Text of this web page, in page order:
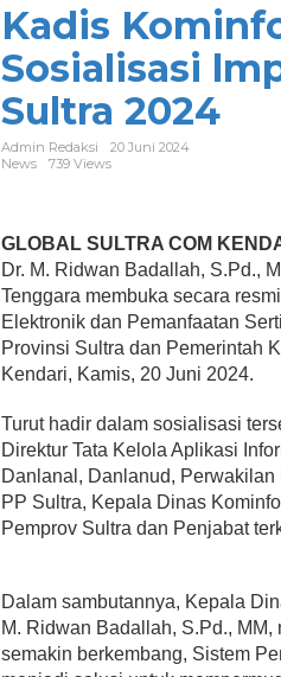
d
i
s
K
o
m
n
a
k
i
l
i
S
e
d
a
u
l
t
S
s
i
Kadis
Sosialisasi
Sultra 2024
Admin Redaksi
20 Juni 2024
News
739 Views
GLOBAL SULTRA COM
Dr. M. Ridwan Badallah, S.Pd.,
Tenggara membuka secara
Elektronik dan Pemanfaatan
Provinsi Sultra dan Pemerintah
Kendari, Kamis, 20 Juni 2024.
Turut hadir dalam sosialisasi
Direktur Tata Kelola Aplikasi
Danlanal, Danlanud,
PP Sultra, Kepala Dinas
Pemprov Sultra dan Penjabat
Dalam sambutannya, Kepala
M. Ridwan Badallah, S.Pd.,
semakin berkembang, Sistem